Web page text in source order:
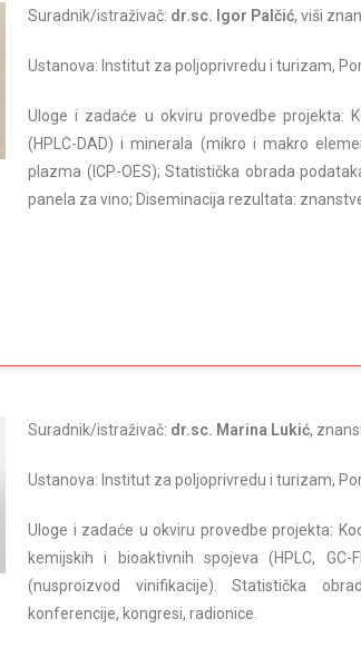
Suradnik/istraživač: dr.sc. Igor Palčić, viši
Ustanova: Institut za poljoprivredu i turizam,
Uloge i zadaće u okviru provedbe projekta:
(HPLC-DAD) i minerala (mikro i makro
plazma (ICP-OES); Statistička obrada
panela za vino; Diseminacija rezultata:
Suradnik/istraživač: dr.sc. Marina Lukić,
Ustanova: Institut za poljoprivredu i turizam,
Uloge i zadaće u okviru provedbe projekta:
kemijskih i bioaktivnih spojeva (HPLC,
(nusproizvod vinifikacije). Statistička
konferencije, kongresi, radionice.